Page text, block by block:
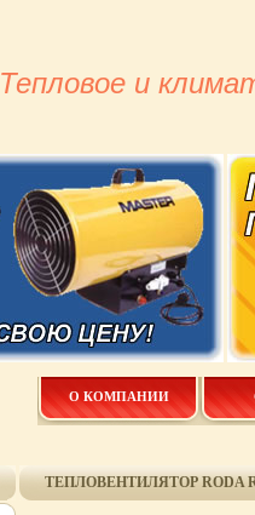
Тепловое и
О КОМПАНИИ
ТЕПЛОВЕНТИЛЯТОР RODA